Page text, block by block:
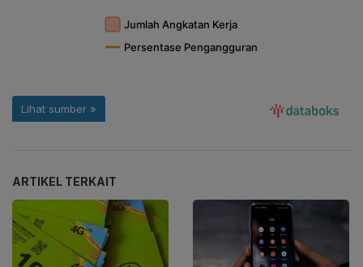
ARTIKEL TERKAIT